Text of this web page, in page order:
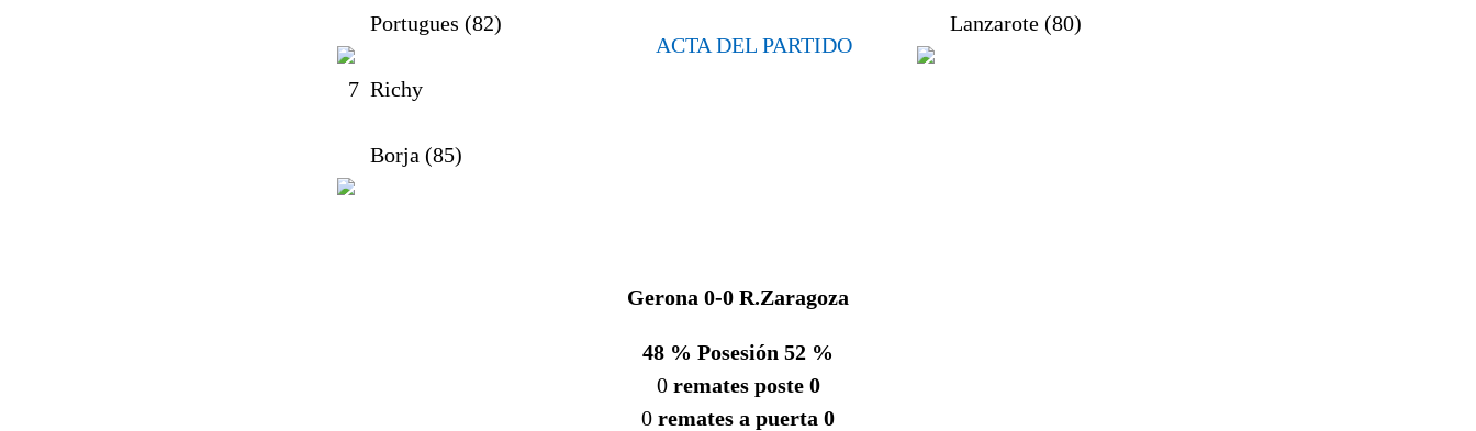
Portugues (82)
7 Richy
Borja (85)
ACTA DEL PARTIDO
Lanzarote (80)
Gerona 0-0 R.Zaragoza
48 % Posesión 52 %
0 remates poste 0
0 remates a puerta 0